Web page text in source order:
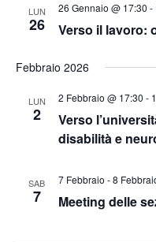
LUN
26
26 Gennaio @ 17:30 -
Verso il lavoro:
Febbraio 2026
LUN
2
2 Febbraio @ 17:30 -
Verso
disabilità e
SAB
7
7 Febbraio -8
Meeting delle